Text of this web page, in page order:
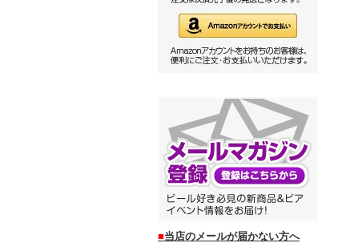
■当店のメールが届かない方へ